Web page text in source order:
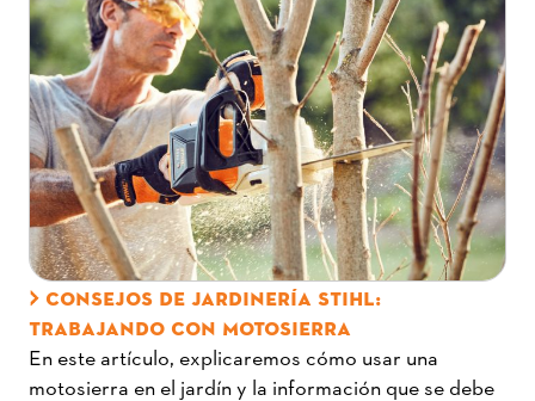
CONSEJOS DE JARDINERÍA STIHL:
TRABAJANDO CON MOTOSIERRA
En este artículo, explicaremos cómo usar una
motosierra en el jardín y la información que se debe